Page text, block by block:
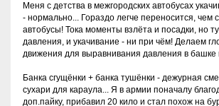
Меня с детства в межгородских автобусах
- нормально... Гораздо легче переносится, чем
автобусы! Тока моменты взлёта и посадки, но
давления, и укачивание - ни при чём! Делаем
движения для выравнивания давления в башке
Банка сгущёнки + банка тушёнки - дежурная
сухари для караула... Я в армии поначалу
доп.пайку, прибавил 20 кило и стал похож на